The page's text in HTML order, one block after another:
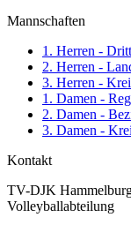
Mannschaften
1. Herren -
2. Herren -
3. Herren -
1. Damen -
2. Damen -
3. Damen -
Kontakt
TV-DJK
Volleyballabteilung